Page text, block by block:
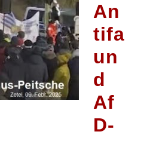
An
tifa
un
d
Af
D-